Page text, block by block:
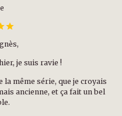
je suis ravie !
la même série, que je croyais
ancienne, et ça fait un bel